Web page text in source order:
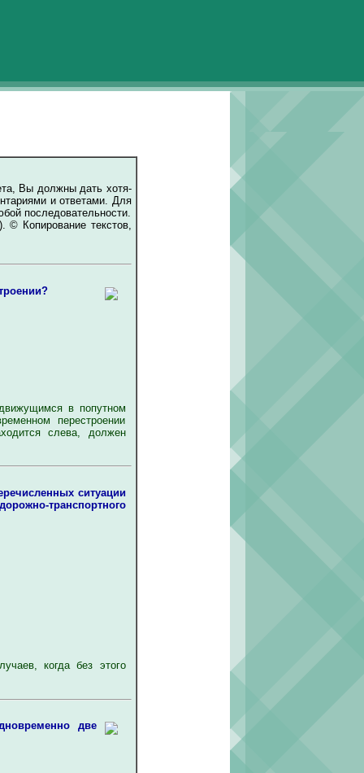
Вы должны дать хотя-
и ответами. Для
последовательности.
Копирование текстов,
в попутном
перестроении
слева, должен
ситуации
транспортного
когда без этого
две